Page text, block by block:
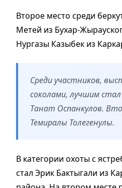
Второе место среди
Метей из Бухар-
Нургазы Казыбек из
Среди участников,
соколами, лучшим
Танат Оспанкулов.
Темиралы Толегенулы.
В категории охоты с
стал Эрик Бактыгали из